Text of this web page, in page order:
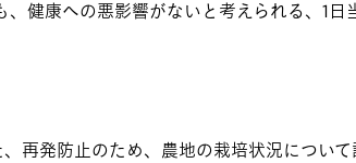
健康への悪影響がないと考えられる、1日
再発防止のため、農地の栽培状況につい